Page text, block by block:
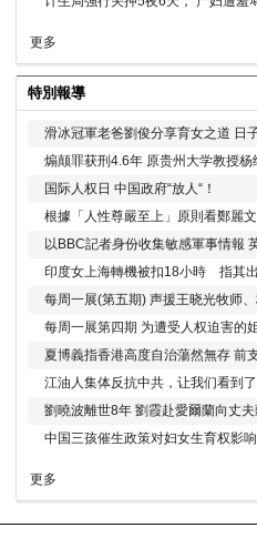
更多
特別報導
滑冰冠軍老爸劉俊分享育女之道 日
煽颠罪获刑4.6年 原贵州大学教授杨
国际人权日 中国政府“放人“！
根據「人性尊嚴至上」原則看鄭麗
以BBC記者身份收集敏感軍事情報
印度女上海轉機被扣18小時 指其出
每周一展(第五期) 声援王晓光牧师
每周一展第四期 为遭受人权迫害的
夏博義指香港高度自治蕩然無存 前
江油人集体反抗中共，让我们看到
劉曉波離世8年 劉霞赴愛爾蘭向丈
中国三孩催生政策对妇女生育权影
更多